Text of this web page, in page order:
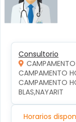
Consultorio
CAMPAMENTO
CAMPAMENTO
BLAS,NAYARIT
Horarios